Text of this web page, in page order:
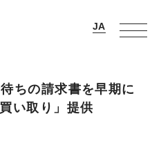
ちの請求書を早期に
い取り」提供